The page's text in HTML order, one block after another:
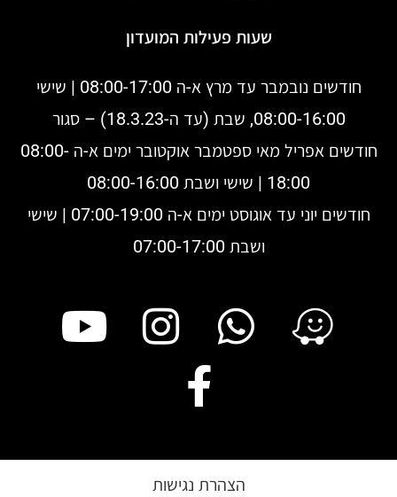
שעות פעילות המועדון
חודשים נובמבר עד מרץ א-ה 08:00-17:00 | שישי
08:00-16:00, שבת (עד ה-18.3.23) – סגור
חודשים אפריל מאי ספטמבר אוקטובר ימים א-ה 08:00-
18:00 | שישי ושבת 08:00-16:00
חודשים יוני עד אוגוסט ימים א-ה 07:00-19:00 | שישי
ושבת 07:00-17:00
הצהרת נגישות